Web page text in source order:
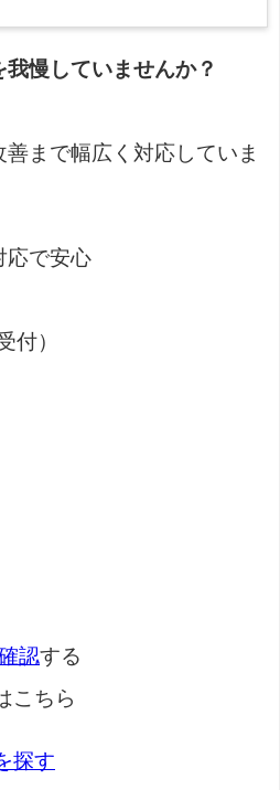
慢していませんか？
まで幅広く対応していま
応で安心
付）
認する
こちら
探す